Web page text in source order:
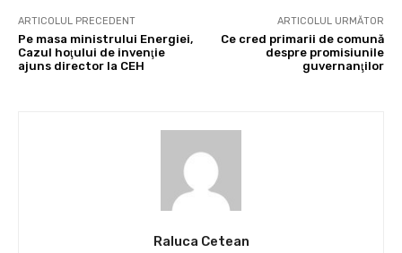
ARTICOLUL PRECEDENT
Pe masa ministrului Energiei,
Cazul hoţului de invenţie
ajuns director la CEH
ARTICOLUL URMĂTOR
Ce cred primarii de comună
despre promisiunile
guvernanţilor
Raluca Cetean